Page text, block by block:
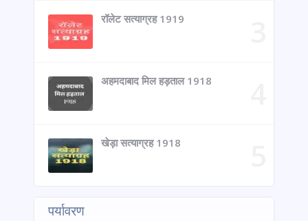
रॉलेट सत्याग्रह 1919
अहमदाबाद मिल हड़ताल 1918
खेड़ा सत्याग्रह 1918
पर्यावरण